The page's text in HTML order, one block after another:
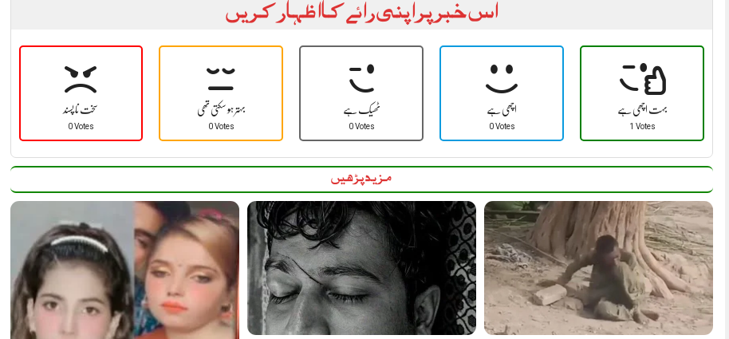
اس خبر پر اپنی رائے کا اظہار کریں
سخت نا پسند
0 Votes
بہتر ہو سکتی تھی
0 Votes
ٹھیک ہے
0 Votes
اچھی ہے
0 Votes
بہت اچھی ہے
1 Votes
مزید پڑھیں